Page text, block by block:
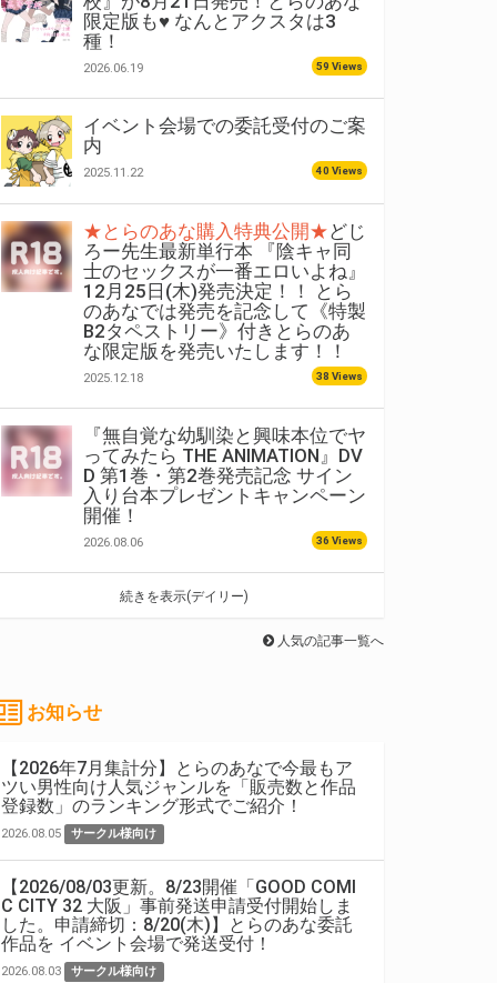
限定版も♥ なんとアクスタは3
種！
2026.06.19 59 Views
イベント会場での委託受付のご案
内
2025.11.22 40 Views
★とらのあな購入特典公開★どじ
ろー先生最新単行本 『陰キャ同
士のセックスが一番エロいよね』
12月25日(木)発売決定！！ とら
のあなでは発売を記念して《特製
B2タペストリー》付きとらのあ
な限定版を発売いたします！！
2025.12.18 38 Views
『無自覚な幼馴染と興味本位でヤ
ってみたら THE ANIMATION』DV
D 第1巻・第2巻発売記念 サイン
入り台本プレゼントキャンペーン
開催！
2026.08.06 36 Views
続きを表示(デイリー)
人気の記事一覧へ
お知らせ
【2026年7月集計分】とらのあなで今最もア
ツい男性向け人気ジャンルを「販売数と作品
登録数」のランキング形式でご紹介！
2026.08.05 サークル様向け
【2026/08/03更新。8/23開催「GOOD COMI
C CITY 32 大阪」事前発送申請受付開始しま
した。申請締切：8/20(木)】とらのあな委託
作品を イベント会場で発送受付！
2026.08.03 サークル様向け